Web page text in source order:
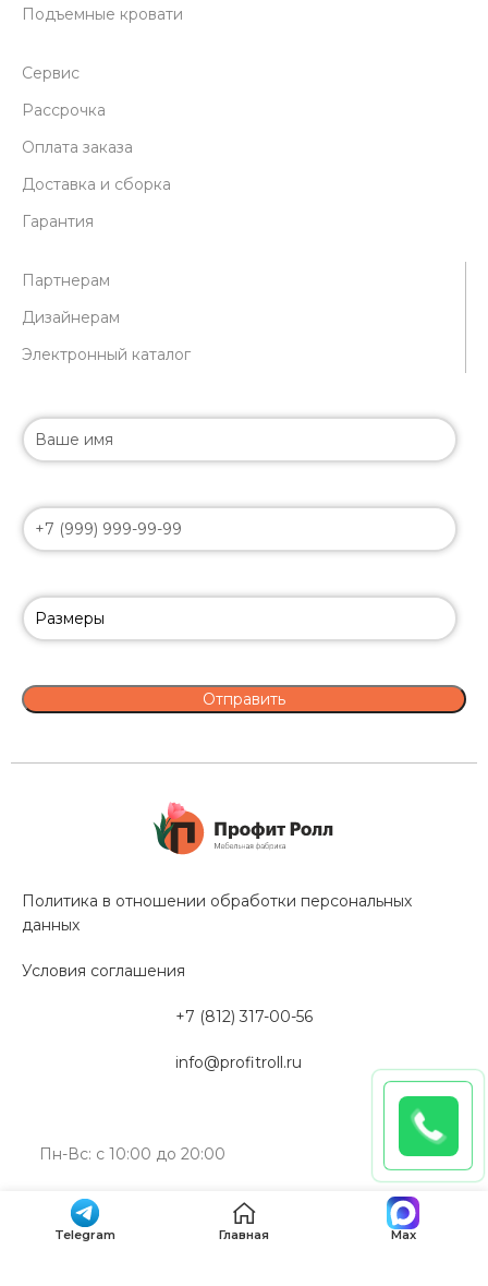
Подъемные кровати
Сервис
Рассрочка
Оплата заказа
Доставка и сборка
Гарантия
Партнерам
Дизайнерам
Электронный каталог
Политика в отношении обработки персональных
данных
Условия соглашения
+7 (812) 317-00-56
info@profitroll.ru
Пн-Вс: с 10:00 до 20:00
192019, Санкт-Петербург, ул. Профессора Качалова,
дом 11А, литера “Э”
Главная
Telegram Max